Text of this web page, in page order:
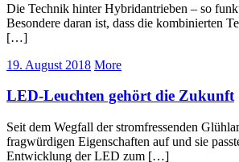
Die Technik hinter Hybridantrieben – so
Besondere daran ist, dass die kombinierten
[…]
19. August 2018 More
LED-Leuchten gehört die Zukunft
Seit dem Wegfall der stromfressenden
fragwürdigen Eigenschaften auf und sie
Entwicklung der LED zum […]